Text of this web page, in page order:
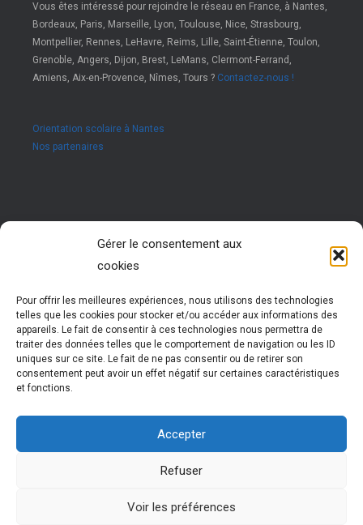
Gérer le consentement aux
cookies
Pour offrir les meilleures expériences, nous utilisons des technologies
telles que les cookies pour stocker et/ou accéder aux informations des
appareils. Le fait de consentir à ces technologies nous permettra de
traiter des données telles que le comportement de navigation ou les ID
uniques sur ce site. Le fait de ne pas consentir ou de retirer son
consentement peut avoir un effet négatif sur certaines caractéristiques
et fonctions.
Accepter
Refuser
Voir les préférences
Vous êtes intéressé pour rejoindre le réseau en France, à Nantes,
Bordeaux, Paris, Marseille, Lyon, Toulouse, Nice, Strasbourg,
Montpellier, Rennes, LeHavre, Reims, Lille, Saint-Étienne, Toulon,
Grenoble, Angers, Dijon, Brest, LeMans, Clermont-Ferrand,
Amiens, Aix-en-Provence, Nîmes, Tours ? Contactez-nous !
Orientation scolaire à Nantes
Nos partenaires
Rejoignez nous !
Vous êtes passionné par les ressources humaines ?
dans leur réussite ?
Rejoignez notre réseau !
Nous vous formons pour vous permettre d’exercer cette
activité très enrichissante
Vous évoluez et participez à la vie d’un réseau
national dynamique
mentions légales| CLEDO est une marque